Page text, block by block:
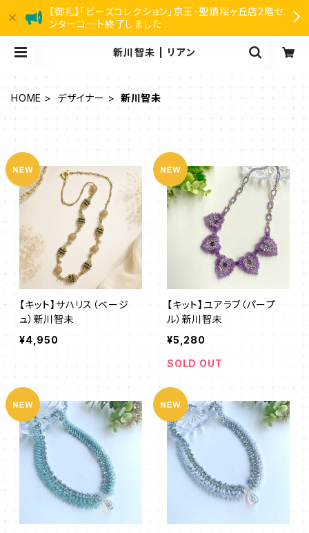
【御礼】「ビーズコレクション」京王・聖蹟桜ヶ丘店2階セ
ンターコート終了しました
新川智未 | リアン
HOME デザイナー 新川智未
【キット】サハリス（ベージ
ュ）新川智未
¥4,950
【キット】ユアラブ（パープ
ル）新川智未
¥5,280
SOLD OUT